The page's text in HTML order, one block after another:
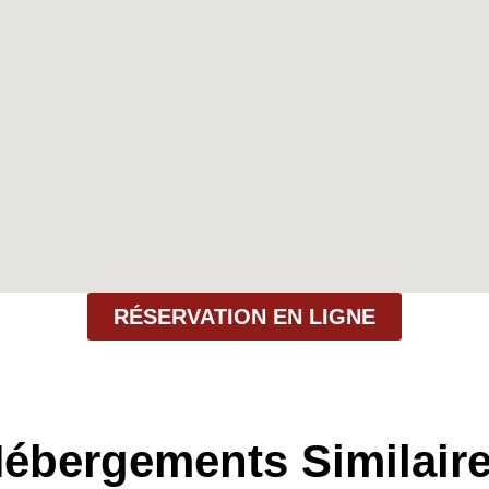
RÉSERVATION EN LIGNE